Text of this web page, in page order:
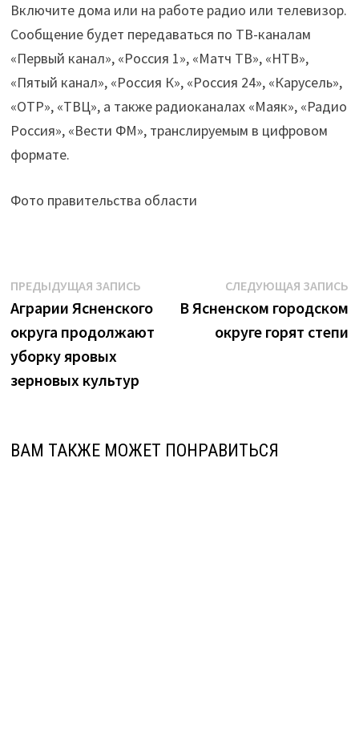
Включите дома или на работе радио или телевизор.
Сообщение будет передаваться по ТВ-каналам
«Первый канал», «Россия 1», «Матч ТВ», «НТВ»,
«Пятый канал», «Россия К», «Россия 24», «Карусель»,
«ОТР», «ТВЦ», а также радиоканалах «Маяк», «Радио
Россия», «Вести ФМ», транслируемым в цифровом
формате.
Фото правительства области
Навигация
по
записям
ПРЕДЫДУЩАЯ ЗАПИСЬПредыдущая
запись:
Аграрии Ясненского
округа продолжают
уборку яровых
зерновых культур
СЛЕДУЮЩАЯ ЗАПИСЬ
В Ясненском городском
округе горят степи
ВАМ ТАКЖЕ МОЖЕТ ПОНРАВИТЬСЯ